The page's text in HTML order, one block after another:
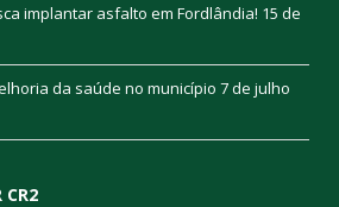
implantar asfalto em Fordlândia! 15 de
da saúde no município 7 de julho
CR2